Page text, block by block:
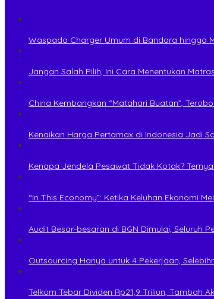
Waspada Charger Umum di Bandara hingga
Jangan Salah Pilih, Ini Cara Menentukan
China Kembangkan “Matahari Buatan”,
Kenaikan Harga Pertamax di Indonesia Jadi
Kenapa Jendela Pesawat Tidak Kotak?
“In This Economy”: Ketika Keluhan Ekonomi
Audit Besar-besaran di BGN Dimulai, Seluruh
Outsourcing Hanya untuk 4 Pekerjaan,
Telkom Tebar Dividen Rp21,9 Triliun, Tambah